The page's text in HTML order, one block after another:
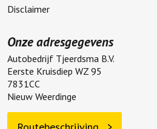
Onze adresgegevens
Eerste Kruisdiep WZ 95
Nieuw Weerdinge
Routebeschrijving